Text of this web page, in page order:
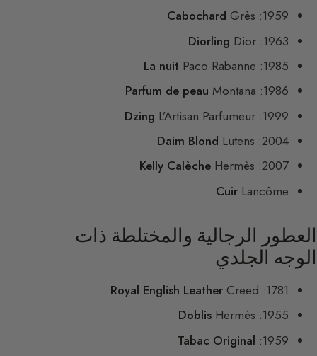
1959:
Cabochard Grès
1963:
Diorling Dior
1985:
La nuit Paco Rabanne
1986:
Parfum de peau Montana
1999:
Dzing L’Artisan Parfumeur
2004:
Daim Blond Lutens
2007:
Kelly Calèche Hermès
Cuir Lancôme
العطور الرجالية والمختلطة ذات
الوجه الجلدي
1781:
Royal English Leather Creed
1955:
Doblis Hermès
1959:
Tabac Original